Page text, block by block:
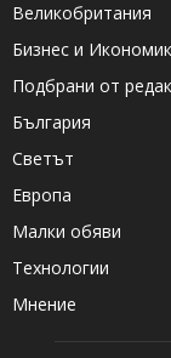
Великобритания
Бизнес и
Подбрани от
България
Светът
Европа
Малки обяви
Технологии
Мнение